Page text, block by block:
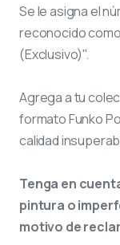
Se le asigna el
reconocido
(Exclusivo)".
Agrega a tu
formato Funko
calidad
Tenga en
pintura o
motivo de